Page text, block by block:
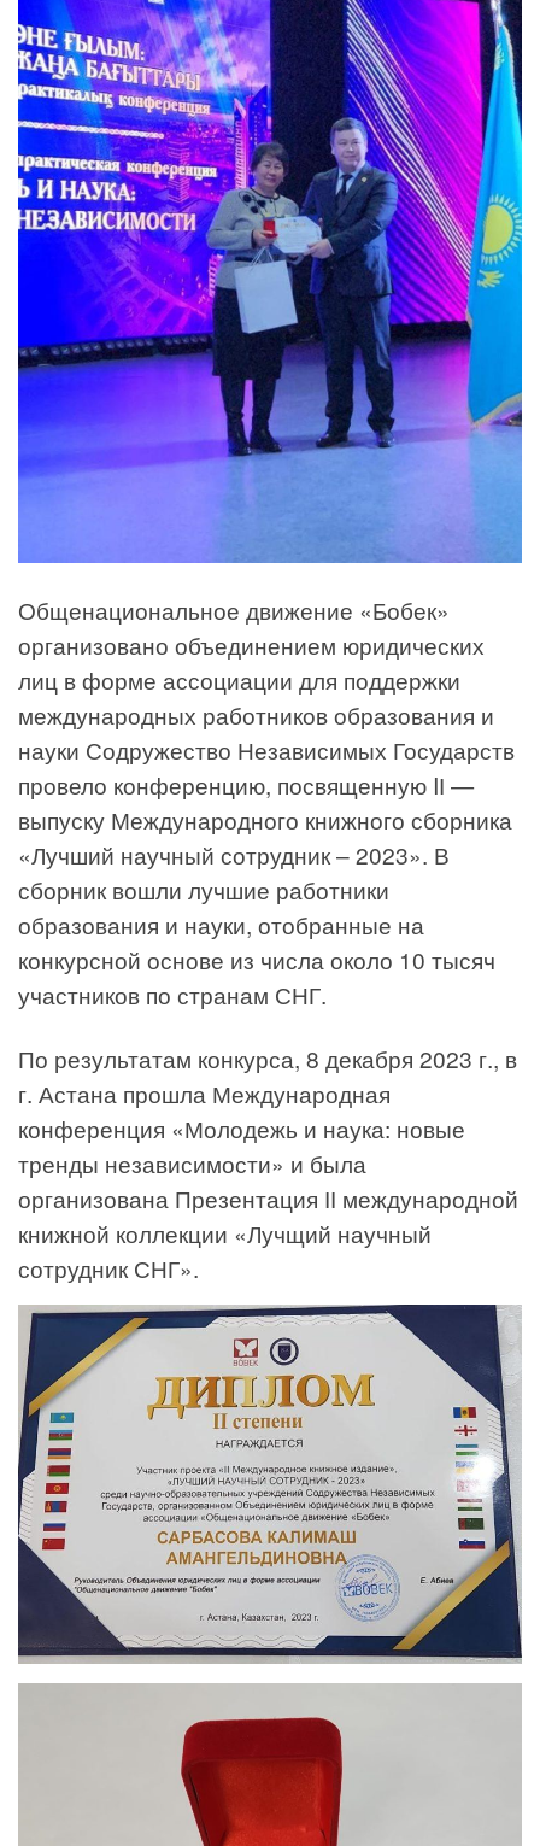
Общенациональное движение «Бобек»
организовано объединением юридических
лиц в форме ассоциации для поддержки
международных работников образования и
науки Содружество Независимых Государств
провело конференцию, посвященную IІ —
выпуску Международного книжного сборника
«Лучший научный сотрудник – 2023». В
сборник вошли лучшие работники
образования и науки, отобранные на
конкурсной основе из числа около 10 тысяч
участников по странам СНГ.
По результатам конкурса, 8 декабря 2023 г., в
г. Астана прошла Международная
конференция «Молодежь и наука: новые
тренды независимости» и была
организована Презентация ІІ международной
книжной коллекции «Лучщий научный
сотрудник СНГ».